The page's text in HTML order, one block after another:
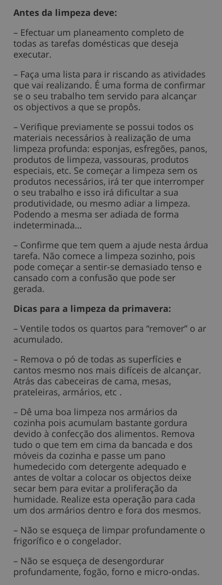
Antes da limpeza deve:
– Efectuar um planeamento completo de
todas as tarefas domésticas que deseja
executar.
– Faça uma lista para ir riscando as atividades
que vai realizando. É uma forma de confirmar
se o seu trabalho tem servido para alcançar
os objectivos a que se propôs.
– Verifique previamente se possui todos os
materiais necessários à realização de uma
limpeza profunda: esponjas, esfregões, panos,
produtos de limpeza, vassouras, produtos
especiais, etc. Se começar a limpeza sem os
produtos necessários, irá ter que interromper
o seu trabalho e isso irá dificultar a sua
produtividade, ou mesmo adiar a limpeza.
Podendo a mesma ser adiada de forma
indeterminada…
– Confirme que tem quem a ajude nesta árdua
tarefa. Não comece a limpeza sozinho, pois
pode começar a sentir-se demasiado tenso e
cansado com a confusão que pode ser
gerada.
Dicas para a limpeza da primavera:
– Ventile todos os quartos para “remover” o ar
acumulado.
– Remova o pó de todas as superfícies e
cantos mesmo nos mais difíceis de alcançar.
Atrás das cabeceiras de cama, mesas,
prateleiras, armários, etc .
– Dê uma boa limpeza nos armários da
cozinha pois acumulam bastante gordura
devido à confecção dos alimentos. Remova
tudo o que tem em cima da bancada e dos
móveis da cozinha e passe um pano
humedecido com detergente adequado e
antes de voltar a colocar os objectos deixe
secar bem para evitar a proliferação da
humidade. Realize esta operação para cada
um dos armários dentro e fora dos mesmos.
– Não se esqueça de limpar profundamente o
frigorífico e o congelador.
– Não se esqueça de desengordurar
profundamente, fogão, forno e micro-ondas.